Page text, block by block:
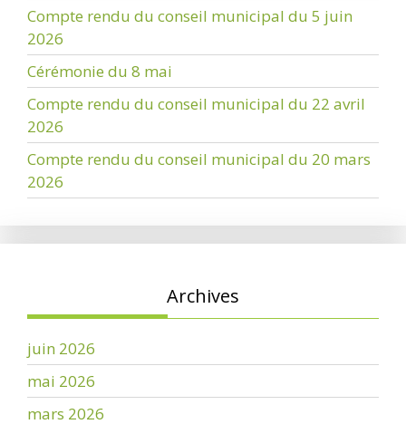
Compte rendu du conseil municipal du 5 juin
2026
Cérémonie du 8 mai
Compte rendu du conseil municipal du 22 avril
2026
Compte rendu du conseil municipal du 20 mars
2026
Archives
juin 2026
mai 2026
mars 2026